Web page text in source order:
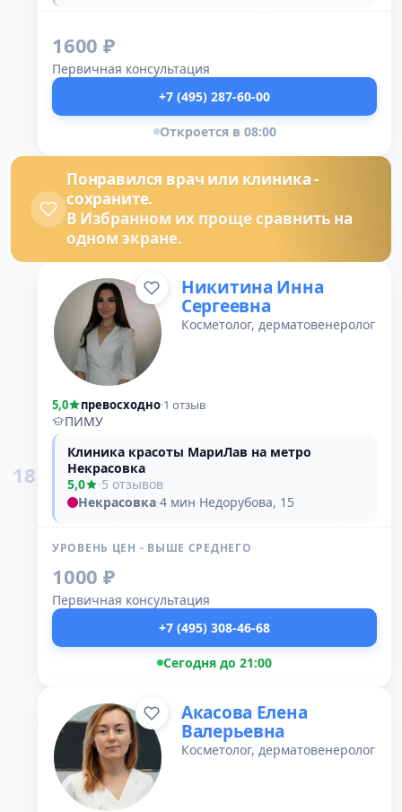
1600 ₽
Первичная консультация
+7 (495) 287-60-00
Откроется в 08:00
Понравился врач или клиника -
сохраните.
В Избранном их проще сравнить на
одном экране.
18
Никитина Инна
Сергеевна
Косметолог, дерматовенеролог
5,0 превосходно·1 отзыв
ПИМУ
Клиника красоты МариЛав на метро
Некрасовка
5,0
·5 отзывов
Некрасовка·4 мин·Недорубова, 15
УРОВЕНЬ ЦЕН - ВЫШЕ СРЕДНЕГО
1000 ₽
Первичная консультация
+7 (495) 308-46-68
Сегодня до 21:00
Акасова Елена
Валерьевна
Косметолог, дерматовенеролог